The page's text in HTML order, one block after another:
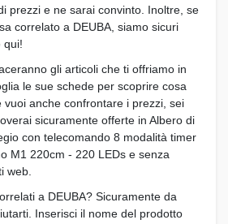
prezzi e ne sarai convinto. Inoltre, se
correlato a DEUBA, siamo sicuri
qui!
gli articoli che ti offriamo in
le sue schede per scoprire cosa
vuoi anche confrontare i prezzi, sei
sicuramente offerte in Albero di
con telecomando 8 modalità timer
M1 220cm - 220 LEDs e senza
web.
a DEUBA? Sicuramente da
Inserisci il nome del prodotto